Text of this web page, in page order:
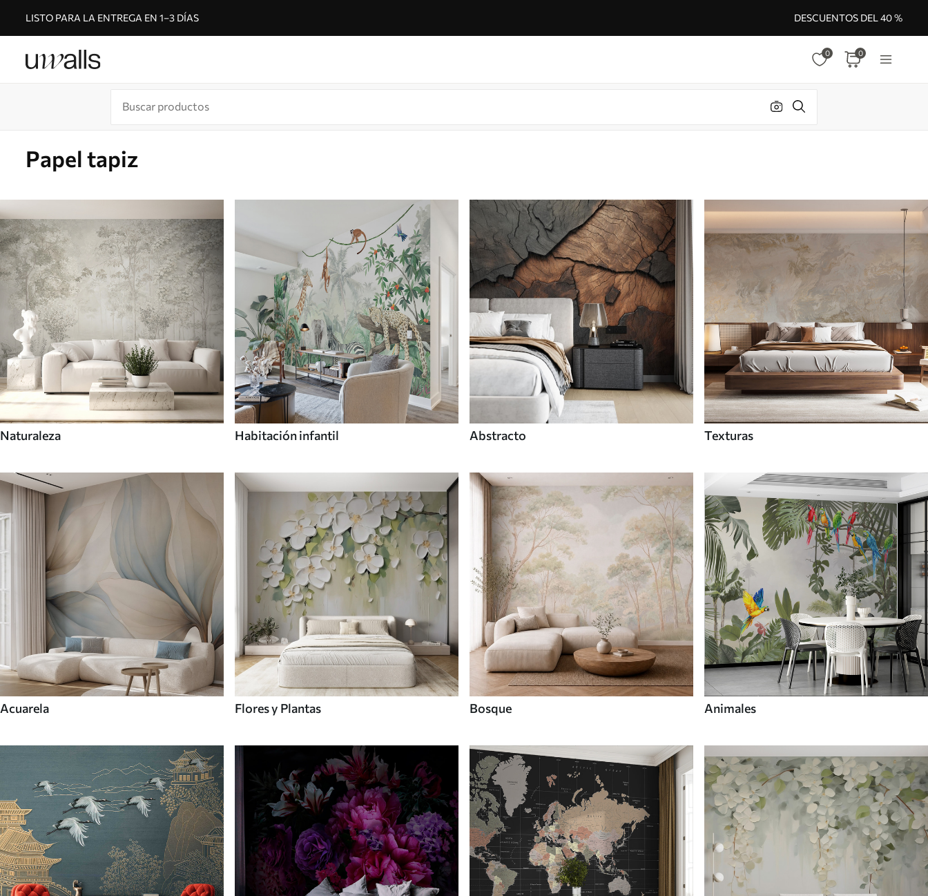
LISTO PARA LA ENTREGA EN 1–3 DÍAS DESCUENTOS DEL 40 %
0 0
Papel tapiz
Naturaleza Habitación infantil Abstracto Texturas
Acuarela Flores y Plantas Bosque Animales